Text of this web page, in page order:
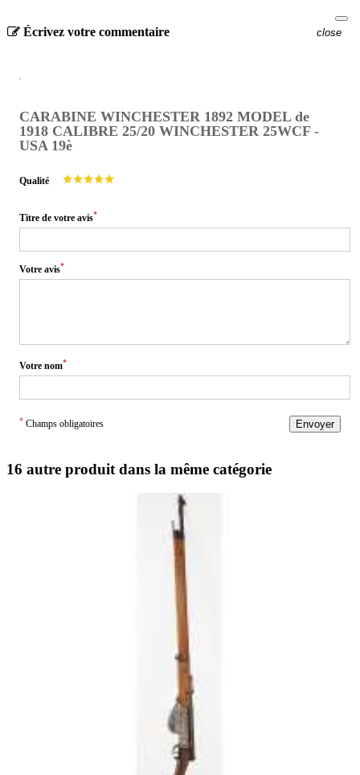
Écrivez votre commentaire close
CARABINE WINCHESTER 1892 MODEL de
1918 CALIBRE 25/20 WINCHESTER 25WCF -
USA 19è
Qualité
Titre de votre avis*
Votre avis*
Votre nom*
* Champs obligatoires Envoyer
16 autre produit dans la même catégorie